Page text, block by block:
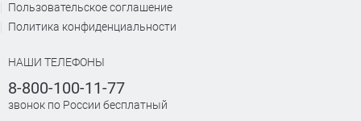
Пользовательское соглашение
Политика конфиденциальности
НАШИ ТЕЛЕФОНЫ
8-800-100-11-77
звонок по России бесплатный